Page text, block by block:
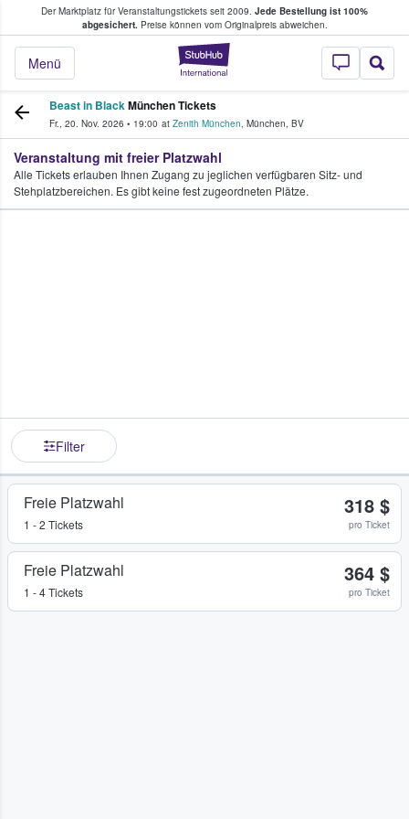
Der Marktplatz für Veranstaltungstickets seit 2009. Jede Bestellung ist 100%
abgesichert.Preise können vom Originalpreis abweichen.
StubHub - Wo
Menü
Tickets kaufen & verkaufen
Beast in BlackMünchen Tickets
Fr., 20. Nov. 2026 • 19:00 at Zenith München, München, BV
Veranstaltung mit freier Platzwahl
Alle Tickets erlauben Ihnen Zugang zu jeglichen verfügbaren Sitz- und
Stehplatzbereichen. Es gibt keine fest zugeordneten Plätze.
Filter
Freie Platzwahl
1 - 2 Tickets
318 $
pro Ticket
Freie Platzwahl
1 - 4 Tickets
364 $
pro Ticket